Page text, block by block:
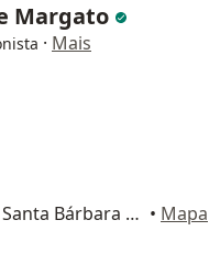
Margato
· Mais
Rua José Bonifácio, 763, Santa Bárbara D'Oeste • Mapa